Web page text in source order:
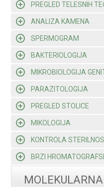
PREGLED TELESNIH
ANALIZA KAMENA
SPERMOGRAM
BAKTERIOLOGIJA
MIKROBIOLOGIJA
PARAZITOLOGIJA
PREGLED STOLICE
MIKOLOGIJA
KONTROLA
BRZI